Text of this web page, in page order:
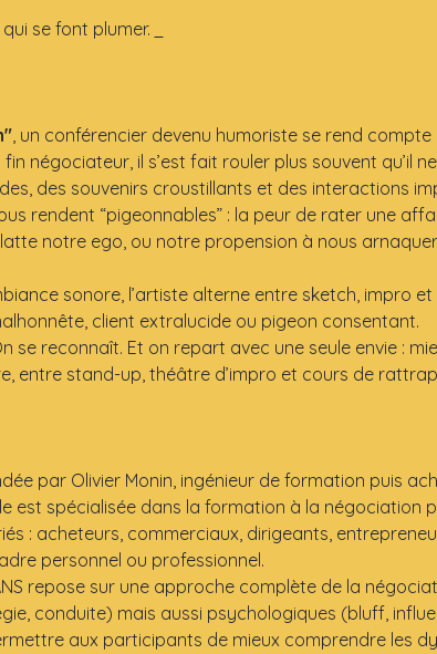
se font plumer.
, un conférencier devenu humoriste se rend compte
fin négociateur, il s’est fait rouler plus souvent qu’il
des souvenirs croustillants et des interactions
rendent “pigeonnables” : la peur de rater une
notre ego, ou notre propension à nous
sonore, l’artiste alterne entre sketch, impro
client extralucide ou pigeon consentant.
se reconnaît. Et on repart avec une seule envie :
entre stand-up, théâtre d’impro et cours de
par Olivier Monin, ingénieur de formation puis
est spécialisée dans la formation à la négociation
: acheteurs, commerciaux, dirigeants,
personnel ou professionnel.
repose sur une approche complète de la
conduite) mais aussi psychologiques (bluff,
aux participants de mieux comprendre les